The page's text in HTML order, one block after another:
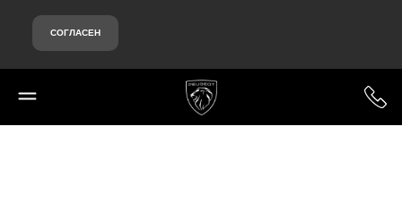
СОГЛАСЕН